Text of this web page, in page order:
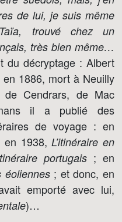
de lui, je suis même
Taïa, trouvé chez un
très bien même…
du décryptage : Albert
en 1886, mort à Neuilly
Cendrars, de Mac
il a publié des
de voyage : en
1938,L’itinéraire en
portugais ; en
éoliennes; et donc, en
emporté avec lui,
)…